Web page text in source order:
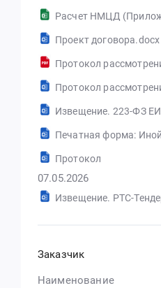
Расчет НМЦД
Проект договора.docx
Протокол
Извещение. 223-ФЗ
Печатная форма:
Протокол
07.05.2026
Извещение. РТС-
Заказчик
Наименование